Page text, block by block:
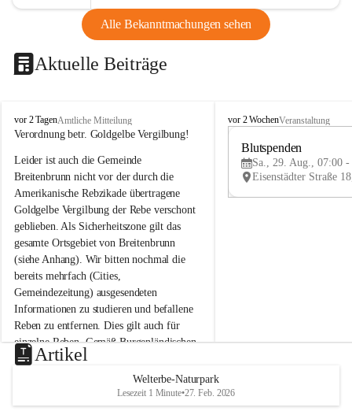
Alle Bekanntmachungen sehen
Aktuelle Beiträge
B
r
i
t
e
n
b
r
u
n
n
a
m
N
e
u
s
d
vor 2 TagenAmtliche Mitteilung
Verordnung betr. Goldgelbe Vergilbung!
Leider ist auch die Gemeinde
Breitenbrunn nicht vor der durch die
Amerikanische Rebzikade übertragene
Goldgelbe Vergilbung der Rebe verschont
geblieben. Als Sicherheitszone gilt das
gesamte Ortsgebiet von Breitenbrunn
(siehe Anhang). Wir bitten nochmal die
bereits mehrfach (Cities,
Gemeindezeitung) ausgesendeten
Informationen zu studieren und befallene
Reben zu entfernen. Dies gilt auch für
einzelne Reben. Gemäß Burgenländischen
Weinbaugesetz sind nicht gepflegte oder
unzulässige Weingärten zu roden! Bitte
helfen wir zusammen um unsere Winzer
vor den prognostizierten Ernteausfällen
B
e
u
e
d
vor 2 WochenVeranstaltung
Blutspenden
Sa., 29. Aug., 07:00 -
Artikel
Welterbe-Naturpark
Lesezeit 1 Minute•27. Feb. 2026